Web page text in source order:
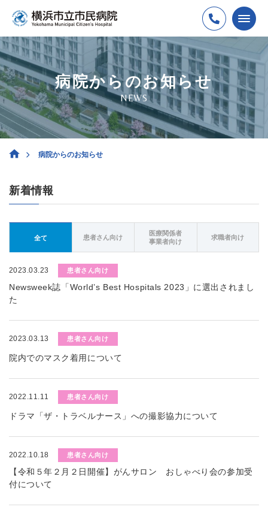
病院からのお知らせ
NEWS
病院からのお知らせ
新着情報
全て 患者さん向け
医療関係者
事業者向け
求職者向け
2023.03.23 患者さん向け
Newsweek誌「World’s Best Hospitals 2023」に選出されまし
た
2023.03.13 患者さん向け
院内でのマスク着用について
2022.11.11 患者さん向け
ドラマ「ザ・トラベルナース」への撮影協力について
2022.10.18 患者さん向け
【令和５年２月２日開催】がんサロン おしゃべり会の参加受
付について